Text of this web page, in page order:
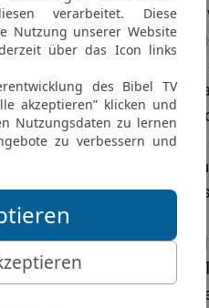
alle Welt gewaltig
17 Deine Dienerin ist eine
Gott des Himmels bei
bleiben, mein Herr; doch
um zu beten. Denn sobald
begangen haben, wird
Dann komme ich und
ganzen Heer aus und
Widerstand leisten!
19 Ich führe dich durch
mitten in der Stadt deinen
Jerusalem scheuchen